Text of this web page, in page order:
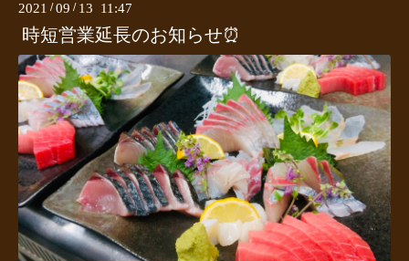
2021 /09 / 13 11:47
時短営業延長のお知らせ⏰